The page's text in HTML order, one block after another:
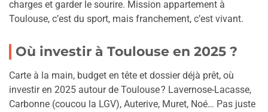
charges et garder le sourire. Mission appartement à
Toulouse, c’est du sport, mais franchement, c’est vivant.
Où investir à Toulouse en 2025 ?
Carte à la main, budget en tête et dossier déjà prêt, où
investir en 2025 autour de Toulouse ? Lavernose-Lacasse,
Carbonne (coucou la LGV), Auterive, Muret, Noé… Pas juste